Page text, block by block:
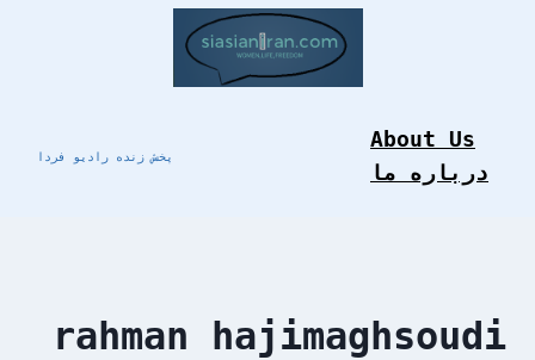
پخش زنده رادیو فردا
About Us
درباره ما
rahman hajimaghsoudi